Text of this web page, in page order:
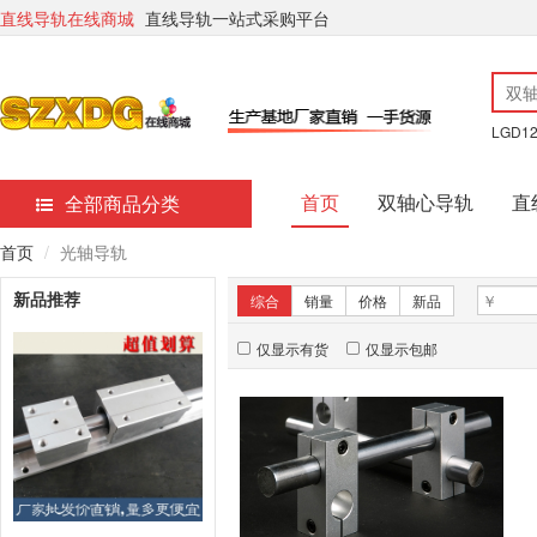
直线导轨在线商城 直线导轨一站式采购平台
LGD12
全部商品分类 首页 双轴心导轨 直
首页
光轴导轨
新品推荐
综合 销量 价格 新品
仅显示有货 仅显示包邮